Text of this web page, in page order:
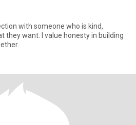
they want. I value honesty in building
together.